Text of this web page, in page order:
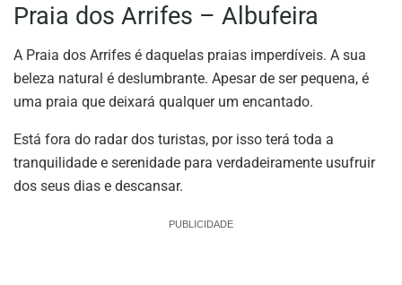
Praia dos Arrifes – Albufeira
A Praia dos Arrifes é daquelas praias imperdíveis. A sua
beleza natural é deslumbrante. Apesar de ser pequena, é
uma praia que deixará qualquer um encantado.
Está fora do radar dos turistas, por isso terá toda a
tranquilidade e serenidade para verdadeiramente usufruir
dos seus dias e descansar.
PUBLICIDADE